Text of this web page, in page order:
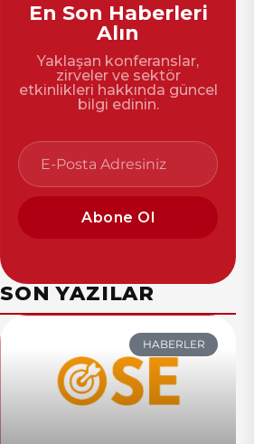
En Son Haberleri
Alın
Yaklaşan konferanslar,
zirveler ve sektör
etkinlikleri hakkında güncel
bilgi edinin.
Abone Ol
SON YAZILAR
HABERLER